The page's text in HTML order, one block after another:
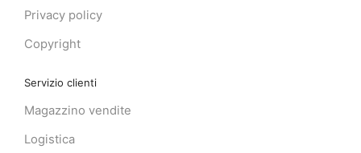
Privacy policy
Copyright
Servizio clienti
Magazzino vendite
Logistica